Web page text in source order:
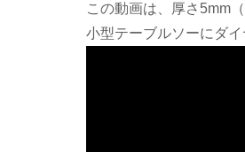
この動画は、厚さ5mm
小型テーブルソーにダ